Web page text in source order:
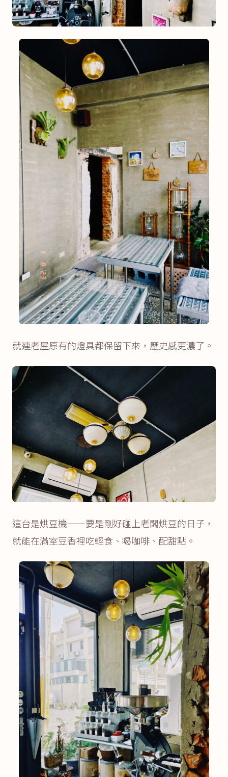
就連老屋原有的燈具都保留下來，歷史感更濃了。
這台是烘豆機——要是剛好碰上老闆烘豆的日子，
就能在滿室豆香裡吃輕食、喝咖啡、配甜點。